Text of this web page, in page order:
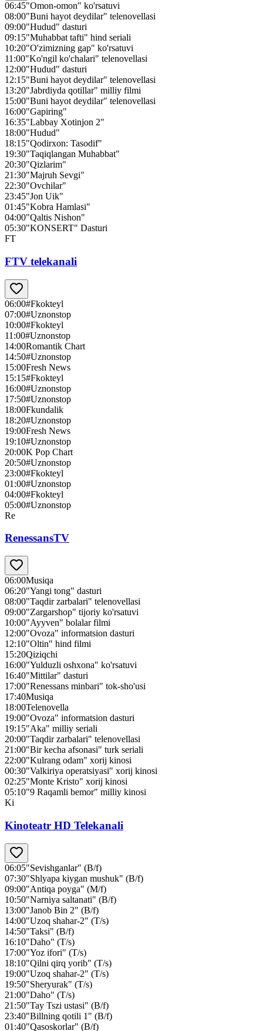
06:45"Omon-omon" ko'rsatuvi
08:00"Buni hayot deydilar" telenovellasi
09:00"Hudud" dasturi
09:15"Muhabbat tafti" hind seriali
10:20"O'zimizning gap" ko'rsatuvi
11:00"Ko'ngil ko'chalari" telenovellasi
12:00"Hudud" dasturi
12:15"Buni hayot deydilar" telenovellasi
13:20"Jabrdiyda qotillar" milliy filmi
15:00"Buni hayot deydilar" telenovellasi
16:00"Gapiring"
16:35"Labbay Xotinjon 2"
18:00"Hudud"
18:15"Qodirxon: Tasodif"
19:30"Taqiqlangan Muhabbat"
20:30"Qizlarim"
21:30"Majruh Sevgi"
22:30"Ovchilar"
23:45"Jon Uik"
01:45"Kobra Hamlasi"
04:00"Qaltis Nishon"
05:30"KONSERT" Dasturi
FT
FTV telekanali
06:00#Fkokteyl
07:00#Uznonstop
10:00#Fkokteyl
11:00#Uznonstop
14:00Romantik Chart
14:50#Uznonstop
15:00Fresh News
15:15#Fkokteyl
16:00#Uznonstop
17:50#Uznonstop
18:00Fkundalik
18:20#Uznonstop
19:00Fresh News
19:10#Uznonstop
20:00K Pop Chart
20:50#Uznonstop
23:00#Fkokteyl
01:00#Uznonstop
04:00#Fkokteyl
05:00#Uznonstop
Re
RenessansTV
06:00Musiqa
06:20"Yangi tong" dasturi
08:00"Taqdir zarbalari" telenovellasi
09:00"Zargarshop" tijoriy ko'rsatuvi
10:00"Ayyven" bolalar filmi
12:00"Ovoza" informatsion dasturi
12:10"Oltin" hind filmi
15:20Qiziqchi
16:00"Yulduzli oshxona" ko'rsatuvi
16:40"Mittilar" dasturi
17:00"Renessans minbari" tok-sho'usi
17:40Musiqa
18:00Telenovella
19:00"Ovoza" informatsion dasturi
19:15"Aka" milliy seriali
20:00"Taqdir zarbalari" telenovellasi
21:00"Bir kecha afsonasi" turk seriali
22:00"Kulrang odam" xorij kinosi
00:30"Valkiriya operatsiyasi" xorij kinosi
02:25"Monte Kristo" xorij kinosi
05:10"9 Raqamli bemor" milliy kinosi
Ki
Kinoteatr HD Telekanali
06:05"Sevishganlar" (B/f)
07:30"Shlyapa kiygan mushuk" (B/f)
09:00"Antiqa poyga" (M/f)
10:50"Narniya saltanati" (B/f)
13:00"Janob Bin 2" (B/f)
14:00"Uzoq shahar-2" (T/s)
14:50"Taksi" (B/f)
16:10"Daho" (T/s)
17:00"Yoz ifori" (T/s)
18:10"Qilni qirq yorib" (T/s)
19:00"Uzoq shahar-2" (T/s)
19:50"Sheryurak" (T/s)
21:00"Daho" (T/s)
21:50"Tay Tszi ustasi" (B/f)
23:40"Billning qotili 1" (B/f)
01:40"Qasoskorlar" (B/f)